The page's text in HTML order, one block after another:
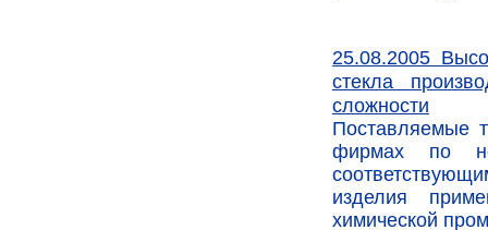
25.08.2005
стекла
сложности
Поставляемые
фирмах по
изделия
химической